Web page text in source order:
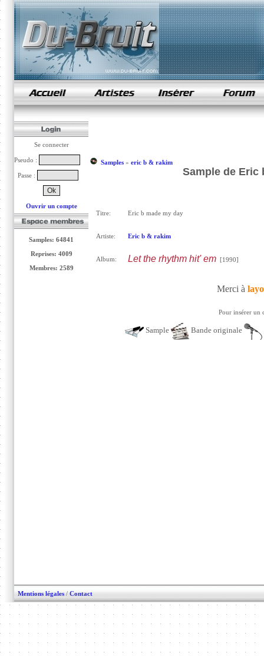
samples de rap
Se connecter
Pseudo :
Passe :
Ouvrir un compte
Samples: 64841
Reprises: 4009
Membres: 2589
Samples» eric b & rakim
Sample de Eric
Titre: Eric b made my day
Artiste: Eric b & rakim
Album: Let the rhythm hit' em[1990]
Merci à
Pour insérer un
Sample Bande originale
Mentions légales / Contact